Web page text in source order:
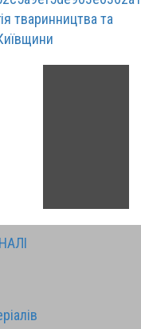
тваринництва та